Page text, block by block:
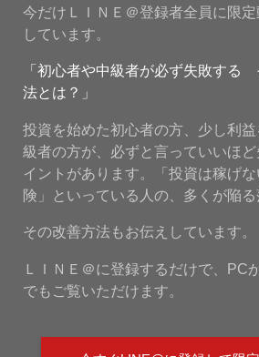
今だけＬＩＮＥ＠登録者全員に限
しています。
「初心者や中級者が必ず失敗する
法とは？」
投資を始めた初心者の方、少し利
級者の方が、必ずと言っていいほ
イントがあります。「投資は稼げ
険」といっている人の、多くが陥る
その改善方法もお伝えしています。
ＬＩＮＥ＠に登録するだけで、PC
でもご覧いただけます。